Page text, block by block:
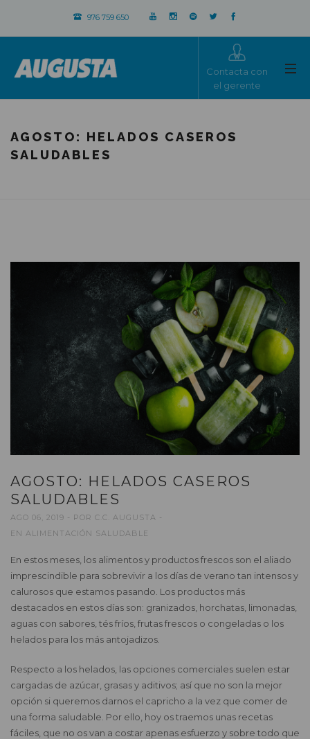
976 759 650
Contacta con
el gerente
AGOSTO: HELADOS CASEROS
SALUDABLES
AGOSTO: HELADOS CASEROS
SALUDABLES
AGO 06, 2019 POR C.C. AUGUSTA
EN ALIMENTACIÓN SALUDABLE
En estos meses, los alimentos y productos frescos son el aliado
imprescindible para sobrevivir a los días de verano tan intensos y
calurosos que estamos pasando. Los productos más
destacados en estos días son: granizados, horchatas, limonadas,
aguas con sabores, tés fríos, frutas frescos o congeladas o los
helados para los más antojadizos.
Respecto a los helados, las opciones comerciales suelen estar
cargadas de azúcar, grasas y aditivos; así que no son la mejor
opción si queremos darnos el capricho a la vez que comer de
una forma saludable. Por ello, hoy os traemos unas recetas
fáciles, que no os van a costar apenas esfuerzo y sobre todo que